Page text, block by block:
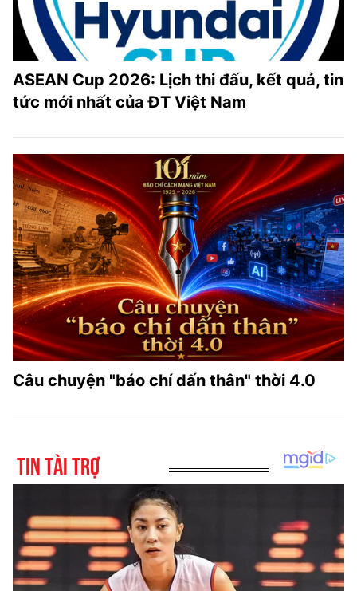
ASEAN Cup 2026: Lịch thi đấu, kết quả, tin
tức mới nhất của ĐT Việt Nam
Câu chuyện "báo chí dấn thân" thời 4.0